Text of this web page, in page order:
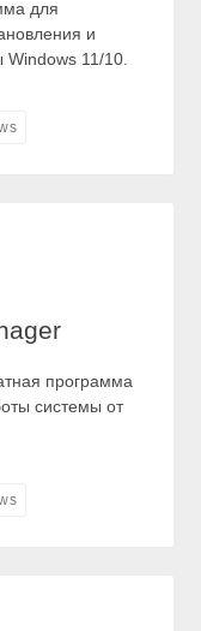
для
и
11/10.
программа
системы от